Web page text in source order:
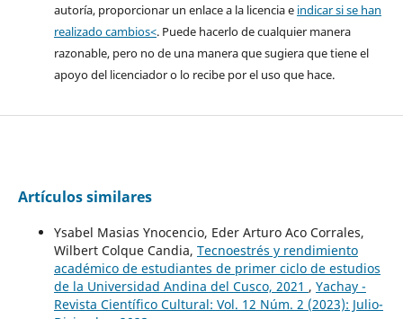
autoría, proporcionar un enlace a la licencia e indicar si se han
realizado cambios<. Puede hacerlo de cualquier manera
razonable, pero no de una manera que sugiera que tiene el
apoyo del licenciador o lo recibe por el uso que hace.
Artículos similares
Ysabel Masias Ynocencio, Eder Arturo Aco Corrales,
Wilbert Colque Candia, Tecnoestrés y rendimiento
académico de estudiantes de primer ciclo de estudios
de la Universidad Andina del Cusco, 2021 , Yachay -
Revista Científico Cultural: Vol. 12 Núm. 2 (2023): Julio-